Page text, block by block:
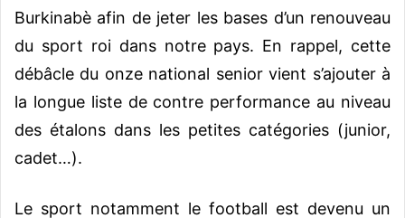
Burkinabè afin de jeter les bases d’un renouveau
du sport roi dans notre pays. En rappel, cette
débâcle du onze national senior vient s’ajouter à
la longue liste de contre performance au niveau
des étalons dans les petites catégories (junior,
cadet…).
Le sport notamment le football est devenu un